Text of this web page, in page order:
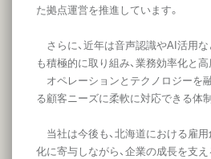
た拠点運営を推進しています。
さらに、近年は音声認識やAI活用
も積極的に取り組み、業務効率化と
オペレーションとテクノロジーを
る顧客ニーズに柔軟に対応できる体
当社は今後も、北海道における雇用
化に寄与しながら、企業の成長を支